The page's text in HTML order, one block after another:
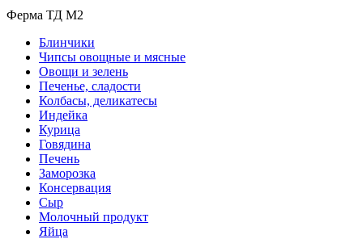
Ферма ТД М2
Блинчики
Чипсы овощные и мясные
Овощи и зелень
Печенье, сладости
Колбасы, деликатесы
Индейка
Курица
Говядина
Печень
Заморозка
Консервация
Сыр
Молочный продукт
Яйца